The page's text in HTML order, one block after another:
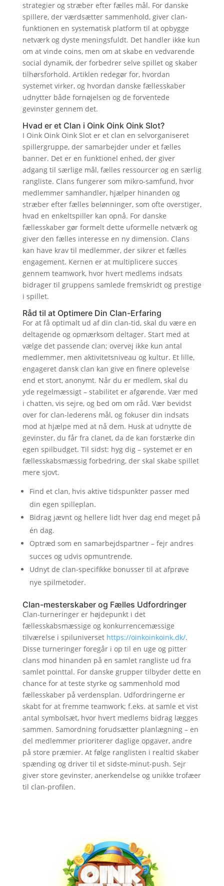
strategier og stræber efter fælles mål. For danske
spillere, der værdsætter sammenhold, giver clan-
funktionen en systematisk platform til at opbygge
netværk og dyste meningsfuldt. Det handler ikke kun
om at vinde coins, men om at skabe en vedvarende
social dynamik, der forbedrer selve spillet og skaber
tilhørsforhold. Artiklen redegør for, hvordan
systemet virker, og hvordan danske fællesskaber
udnytter både fornøjelsen og de forventede
gevinster gennem det.
Hvad er et Clan i Oink Oink Oink Slot?
I Oink Oink Oink Slot er et clan en selvorganiseret
spillergruppe, der samarbejder under et fælles
banner. Det er en funktionel enhed, der giver
adgang til særlige mål, fælles ressourcer og en særlig
rangliste. Clans fungerer som mikro-samfund, hvor
medlemmer samhandler, hjælper hinanden og
stræber efter fælles belønninger, som ofte overstiger,
hvad en enkeltspiller kan opnå. For danske
fællesskaber gør formelt dette uformelle netværk og
giver den fælles interesse en ny dimension. Clans
kan have krav til medlemmer, der sikrer et fælles
engagement. Kernen er at multiplicere succes
gennem teamwork, hvor hvert medlems indsats
bidrager til gruppens samlede fremskridt og prestige
i spillet.
Råd til at Optimere Din Clan-Erfaring
For at få optimalt ud af din clan-tid, skal du være en
deltagende og opmærksom deltager. Start med at
vælge det passende clan; overvej ikke kun antal
medlemmer, men aktivitetsniveau og kultur. Et lille,
engageret dansk clan kan give en finere oplevelse
end et stort, anonymt. Når du er medlem, skal du
yde regelmæssigt – stabilitet er afgørende. Vær med
i chatten, vis sejre, og bed om om råd. Vær bevidst
over for clan-lederens mål, og fokuser din indsats
mod at hjælpe med at nå dem. Husk at udnytte de
gevinster, du får fra clanet, da de kan forstærke din
egen spilbudget. Til sidst: hyg dig – systemet er en
fællesskabsmæssig forbedring, der skal skabe spillet
mere sjovt.
Find et clan, hvis aktive tidspunkter passer med
din egen spilleplan.
Bidrag jævnt og hellere lidt hver dag end meget på
én dag.
Optræd som en samarbejdspartner – fejr andres
succes og udvis opmuntrende.
Udnyt de clan-specifikke bonusser til at afprøve
nye spilmetoder.
Clan-mesterskaber og Fælles Udfordringer
Clan-turneringer er højdepunkt i det
fællesskabsmæssige og konkurrencemæssige
tilværelse i spiluniverset https://oinkoinkoink.dk/.
Disse turneringer foregår i op til en uge og pitter
clans mod hinanden på en samlet rangliste ud fra
samlet pointtal. For danske grupper tilbyder dette en
chance for at teste styrke og sammenhold mod
fællesskaber på verdensplan. Udfordringerne er
skabt for at fremme teamwork; f.eks. at samle et vist
antal symbolsæt, hvor hvert medlems bidrag lægges
sammen. Samordning forudsætter planlægning – en
del medlemmer prioriterer daglige opgaver, andre
på store præmier. At følge ranglisten i realtid skaber
spænding og driver til et sidste-minut-push. Sejr
giver store gevinster, anerkendelse og unikke trofæer
til clan-profilen.